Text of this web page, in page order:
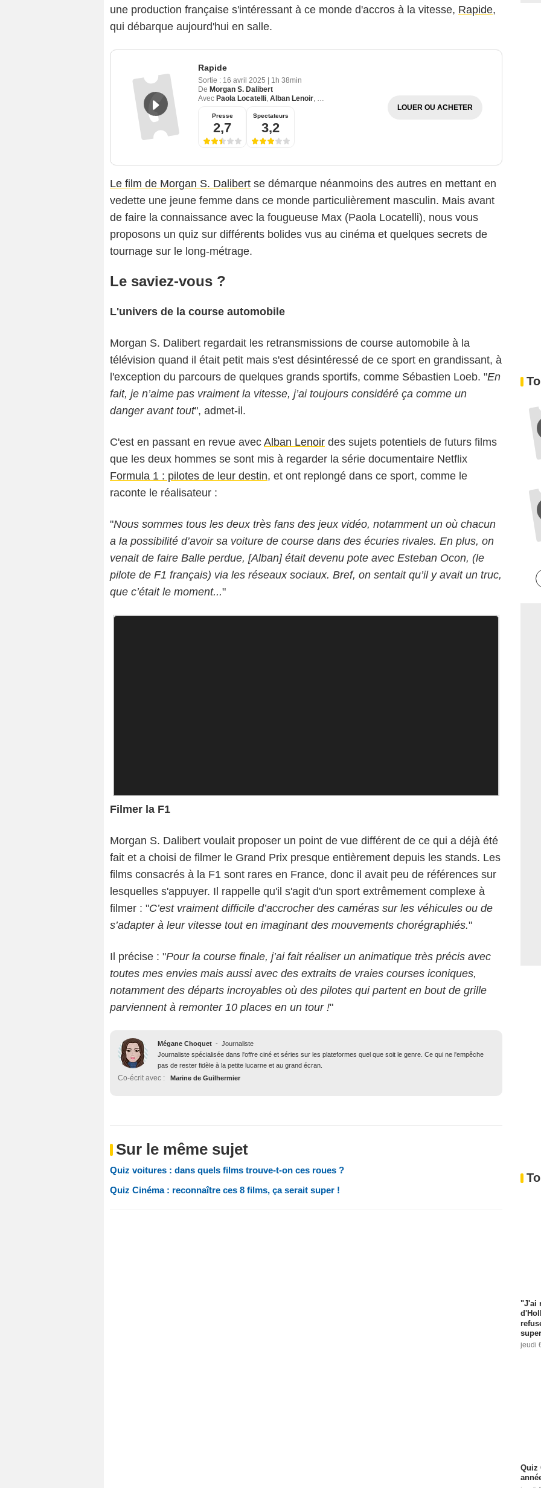
une production française s'intéressant à ce monde d'accros à la vitesse, Rapide,
qui débarque aujourd'hui en salle.
Rapide
Sortie : 16 avril 2025
1h 38min
De Morgan S. Dalibert
Avec Paola Locatelli, Alban Lenoir, Tchéky Karyo
Presse
2,7
Spectateurs
3,2
LOUER OU ACHETER
Le film de Morgan S. Dalibert se démarque néanmoins des autres en mettant en
vedette une jeune femme dans ce monde particulièrement masculin. Mais avant
de faire la connaissance avec la fougueuse Max (Paola Locatelli), nous vous
proposons un quiz sur différents bolides vus au cinéma et quelques secrets de
tournage sur le long-métrage.
Le saviez-vous ?
L'univers de la course automobile
Morgan S. Dalibert regardait les retransmissions de course automobile à la
télévision quand il était petit mais s'est désintéressé de ce sport en grandissant, à
l'exception du parcours de quelques grands sportifs, comme Sébastien Loeb. "En
fait, je n’aime pas vraiment la vitesse, j’ai toujours considéré ça comme un
danger avant tout", admet-il.
C'est en passant en revue avec Alban Lenoir des sujets potentiels de futurs films
que les deux hommes se sont mis à regarder la série documentaire Netflix
Formula 1 : pilotes de leur destin, et ont replongé dans ce sport, comme le
raconte le réalisateur :
"Nous sommes tous les deux très fans des jeux vidéo, notamment un où chacun
a la possibilité d’avoir sa voiture de course dans des écuries rivales. En plus, on
venait de faire Balle perdue, [Alban] était devenu pote avec Esteban Ocon, (le
pilote de F1 français) via les réseaux sociaux. Bref, on sentait qu’il y avait un truc,
que c’était le moment..."
Filmer la F1
Morgan S. Dalibert voulait proposer un point de vue différent de ce qui a déjà été
fait et a choisi de filmer le Grand Prix presque entièrement depuis les stands. Les
films consacrés à la F1 sont rares en France, donc il avait peu de références sur
lesquelles s'appuyer. Il rappelle qu'il s'agit d'un sport extrêmement complexe à
filmer : "C’est vraiment difficile d’accrocher des caméras sur les véhicules ou de
s’adapter à leur vitesse tout en imaginant des mouvements chorégraphiés."
Il précise : "Pour la course finale, j’ai fait réaliser un animatique très précis avec
toutes mes envies mais aussi avec des extraits de vraies courses iconiques,
notamment des départs incroyables où des pilotes qui partent en bout de grille
parviennent à remonter 10 places en un tour !"
Mégane Choquet - Journaliste
Journaliste spécialisée dans l'offre ciné et séries sur les plateformes quel que soit le genre. Ce qui ne l'empêche
pas de rester fidèle à la petite lucarne et au grand écran.
Co-écrit avec : Marine de Guilhermier
Sur le même sujet
Quiz voitures : dans quels films trouve-t-on ces roues ?
Quiz Cinéma : reconnaître ces 8 films, ça serait super !
"J'ai
jeudi
Quiz